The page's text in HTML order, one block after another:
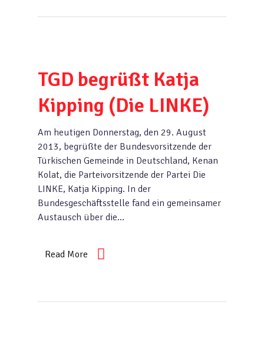
TGD begrüßt Katja
Kipping (Die LINKE)
Am heutigen Donnerstag, den 29. August
2013, begrüßte der Bundesvorsitzende der
Türkischen Gemeinde in Deutschland, Kenan
Kolat, die Parteivorsitzende der Partei Die
LINKE, Katja Kipping. In der
Bundesgeschäftsstelle fand ein gemeinsamer
Austausch über die…
Read More